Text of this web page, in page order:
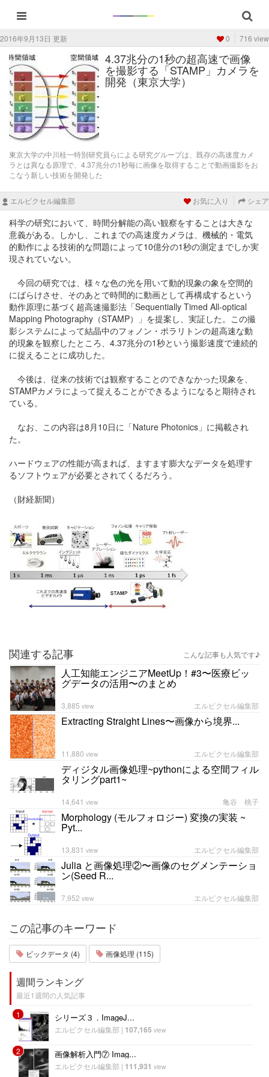
2016年9月13日 更新 0 716 view
4.37兆分の1秒の超高速で画像
を撮影する「STAMP」カメラを
開発（東京大学）
東京大学の中川桂一特別研究員らによる研究グループは、既存の高速度カメ
ラとは異なる原理で、4.37兆分の1秒毎に画像を取得することで動画撮影をお
こなう新しい技術を開発した
エルピクセル編集部 お気に入り シェア
科学の研究において、時間分解能の高い観察をすることは大きな
意義がある。しかし、これまでの高速度カメラは、機械的・電気
的動作による技術的な問題によって10億分の1秒の測定までしか実
現されていない。
今回の研究では、様々な色の光を用いて動的現象の象を空間的
にばらけさせ、そのあとで時間的に動画として再構成するという
動作原理に基づく超高速撮影法「Sequentially Timed All-optical
Mapping Photography（STAMP）」を提案し、実証した。この撮
影システムによって結晶中のフォノン・ポラリトンの超高速な動
的現象を観察したところ、4.37兆分の1秒という撮影速度で連続的
に捉えることに成功した。
今後は、従来の技術では観察することのできなかった現象を、
STAMPカメラによって捉えることができるようになると期待され
ている。
なお、この内容は8月10日に「Nature Photonics」に掲載され
た。
ハードウェアの性能が高まれば、ますます膨大なデータを処理す
るソフトウェアが必要とされてくるだろう。
（財経新聞）
関連する記事 こんな記事も人気です♪
人工知能エンジニアMeetUp！#3〜医療ビッ
グデータの活用〜のまとめ
エルピクセル編集部
3,885 view
Extracting Straight Lines〜画像から境界...
エルピクセル編集部
11,880 view
ディジタル画像処理~pythonによる空間フィル
タリングpart1~
亀谷 桃子
14,641 view
Morphology (モルフォロジー) 変換の実装 ~
Pyt...
エルピクセル編集部
13,831 view
Julia と画像処理②〜画像のセグメンテーショ
ン(Seed R...
エルピクセル編集部
7,952 view
この記事のキーワード
ビックデータ (4) 画像処理 (115)
週間ランキング
最近1週間の人気記事
1
シリーズ３．ImageJ...
エルピクセル編集部 | 107,165 view
2 画像解析入門⑦ Imag...
エルピクセル編集部 | 111,931 view